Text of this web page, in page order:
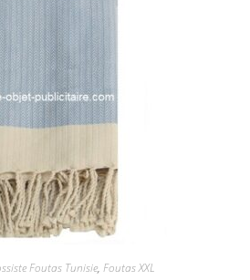
Foutas Tunisie, Foutas XXL